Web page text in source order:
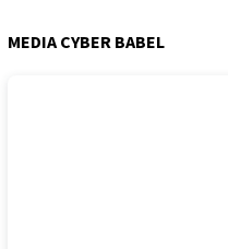
MEDIA CYBER BABEL